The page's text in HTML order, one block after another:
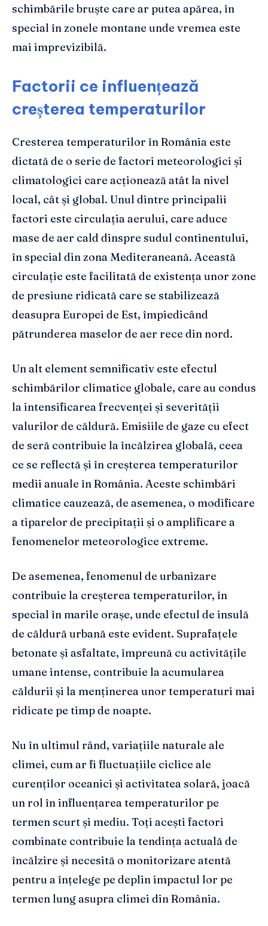
schimbările bruște care ar putea apărea, în
special în zonele montane unde vremea este
mai imprevizibilă.
Factorii ce influențează
creșterea temperaturilor
Cresterea temperaturilor în România este
dictată de o serie de factori meteorologici și
climatologici care acționează atât la nivel
local, cât și global. Unul dintre principalii
factori este circulația aerului, care aduce
mase de aer cald dinspre sudul continentului,
în special din zona Mediteraneană. Această
circulație este facilitată de existența unor zone
de presiune ridicată care se stabilizează
deasupra Europei de Est, împiedicând
pătrunderea maselor de aer rece din nord.
Un alt element semnificativ este efectul
schimbărilor climatice globale, care au condus
la intensificarea frecvenței și severității
valurilor de căldură. Emisiile de gaze cu efect
de seră contribuie la încălzirea globală, ceea
ce se reflectă și în creșterea temperaturilor
medii anuale în România. Aceste schimbări
climatice cauzează, de asemenea, o modificare
a tiparelor de precipitații și o amplificare a
fenomenelor meteorologice extreme.
De asemenea, fenomenul de urbanizare
contribuie la creșterea temperaturilor, în
special în marile orașe, unde efectul de insulă
de căldură urbană este evident. Suprafațele
betonate și asfaltate, împreună cu activitățile
umane intense, contribuie la acumularea
căldurii și la menținerea unor temperaturi mai
ridicate pe timp de noapte.
Nu în ultimul rând, variațiile naturale ale
climei, cum ar fi fluctuațiile ciclice ale
curenților oceanici și activitatea solară, joacă
un rol în influențarea temperaturilor pe
termen scurt și mediu. Toți acești factori
combinate contribuie la tendința actuală de
încălzire și necesită o monitorizare atentă
pentru a înțelege pe deplin impactul lor pe
termen lung asupra climei din România.